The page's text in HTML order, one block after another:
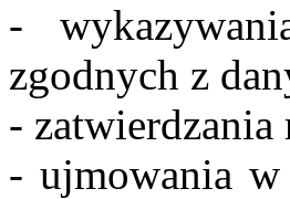
-
zgodnych z
- zatwierdzania
- ujmowania w